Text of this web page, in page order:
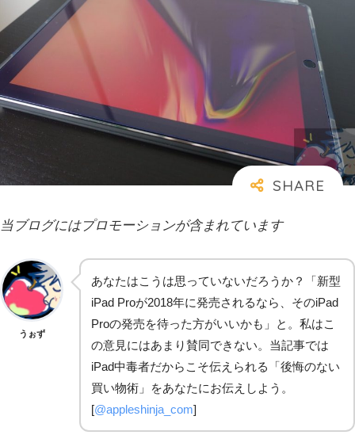
当ブログにはプロモーションが含まれています
うぉず
あなたはこうは思っていないだろうか？「新型
iPad Proが2018年に発売されるなら、そのiPad
Proの発売を待った方がいいかも」と。私はこ
の意見にはあまり賛同できない。当記事では
iPad中毒者だからこそ伝えられる「後悔のない
買い物術」をあなたにお伝えしよう。
[@appleshinja_com]